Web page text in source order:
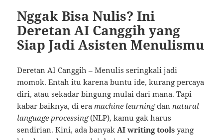
Nggak Bisa Nulis? Ini
Deretan AI Canggih yang
Siap Jadi Asisten Menulismu
Deretan AI Canggih – Menulis seringkali jadi
momok. Entah itu karena buntu ide, kurang percaya
diri, atau sekadar bingung mulai dari mana. Tapi
kabar baiknya, di era machine learningdan natural
language processing(NLP), kamu gak harus
sendirian. Kini, ada banyak AI writing tools yang